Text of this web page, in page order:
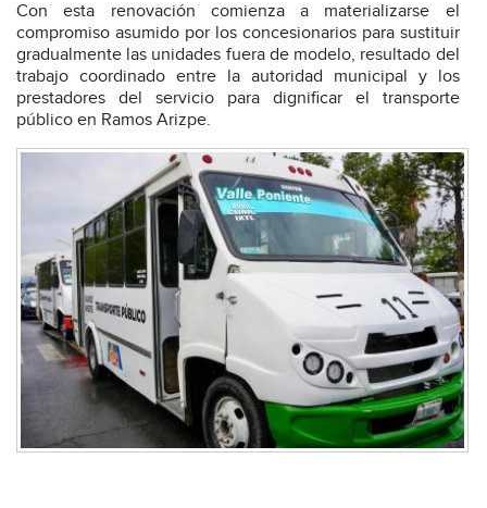
Con esta renovación comienza a materializarse el
compromiso asumido por los concesionarios para sustituir
gradualmente las unidades fuera de modelo, resultado del
trabajo coordinado entre la autoridad municipal y los
prestadores del servicio para dignificar el transporte
público en Ramos Arizpe.